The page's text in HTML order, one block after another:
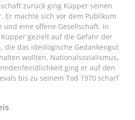
zurück ging Küpper seinen
Er machte sich vor dem Publikum
und eine offene Gesellschaft. In
gezielt auf die Gefahr der
die das ideologische Gedankengut
wollten. Nationalsozialismus,
ging er auf den
bis zu seinem Tod 1970 scharf